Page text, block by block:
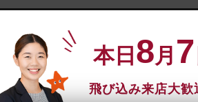
本日 8月 7
飛び込み来店大歓